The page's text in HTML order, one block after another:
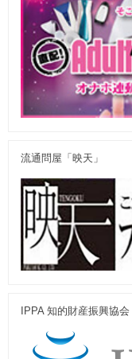
流通問屋「映天」
IPPA 知的財産振興協会